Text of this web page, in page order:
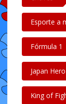
Esporte a
Fórmula 1
Japan Hero
King of